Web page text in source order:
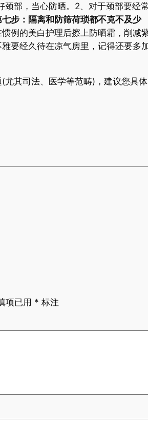
颈部，当心防晒。2、对于颈部要
七步：隔离和防筛荷琐都不克不及少
例的美白护理后擦上防晒霜，削
要经久待在凉气房里，记得还要多
其司法、医学等范畴)，建议您具体
项已用 * 标注